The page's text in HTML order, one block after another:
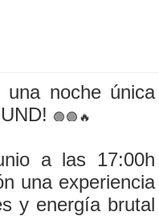
una noche única
a las 17:00h
una experiencia
y energía brutal